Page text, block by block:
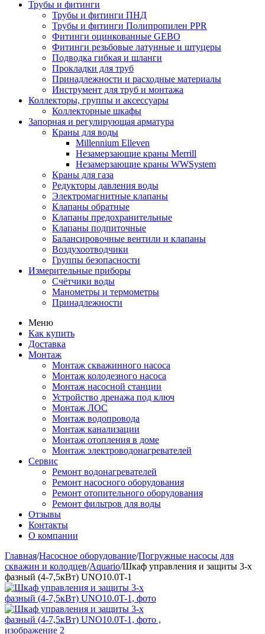
Трубы и фитинги
Трубы и фитинги ПНД
Трубы и фитинги Полипропилен PPR
Фитинги оцинкованные GEBO
Фитинги резьбовые латунные и штуцеры
Подводка гибкая и шланги
Прокладки для труб
Принадлежности и расходные материалы
Инструмент для труб и монтажа
Коллекторы, группы и аксессуары
Коллекторные шкафы
Запорная и регулирующая арматура
Краны для воды
Millennium Elleven
Незамерзающие краны Merrill
Незамерзающие краны WWSystem
Краны для газа
Редукторы давления воды
Электромагнитные клапаны
Клапаны обратные
Клапаны предохранительные
Клапаны подпиточные
Балансировочные вентили и клапаны
Воздухоотводчики
Группы безопасности
Измерительные приборы
Счётчики воды
Манометры и термометры
Принадлежности
Меню
Как купить
Доставка
Монтаж
Монтаж скважинного насоса
Монтаж колодезного насоса
Монтаж насосной станции
Устройство дренажа под ключ
Монтаж ЛОС
Монтаж водопровода
Монтаж канализации
Монтаж отопления в доме
Монтаж электроводонагревателей
Сервис
Ремонт водонагревателей
Ремонт насосного оборудования
Ремонт отопительного оборудования
Ремонт фильтров для воды
Отзывы
Контакты
О компании
Главная/Насосное оборудование/Погружные насосы для
скважин и колодцев/Aquario/Шкаф управления и защиты 3-х
фазный (4-7,5кВт) UNO10.0T-1